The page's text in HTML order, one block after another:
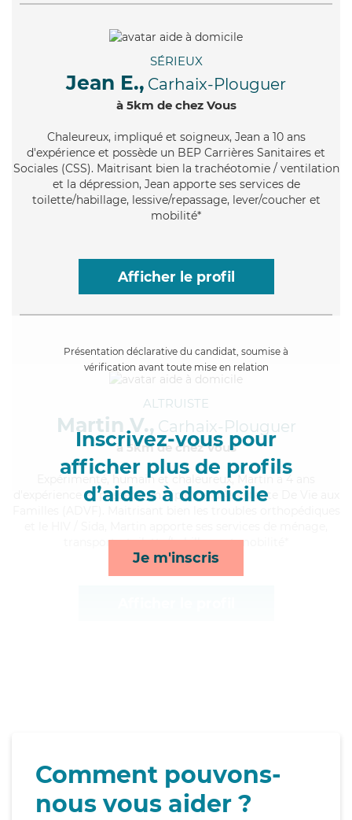
SÉRIEUX
Jean E., Carhaix-Plouguer
à 5km de chez Vous
Chaleureux, impliqué et soigneux, Jean a 10 ans
d'expérience et possède un BEP Carrières Sanitaires et
Sociales (CSS). Maitrisant bien la trachéotomie / ventilation
et la dépression, Jean apporte ses services de
toilette/habillage, lessive/repassage, lever/coucher et
mobilité*
Afficher le profil
Présentation déclarative du candidat, soumise à
vérification avant toute mise en relation
Inscrivez-vous pour
afficher plus de profils
d’aides à domicile
Je m'inscris
ALTRUISTE
Martin V., Carhaix-Plouguer
à 5km de chez Vous
, humain et chaleureux, Martin a 4 ans
d'expérience et possède un diplôme d'Assistante De Vie aux
transports, toilette/habillage et mobilité*
Comment pouvons-
nous vous aider ?